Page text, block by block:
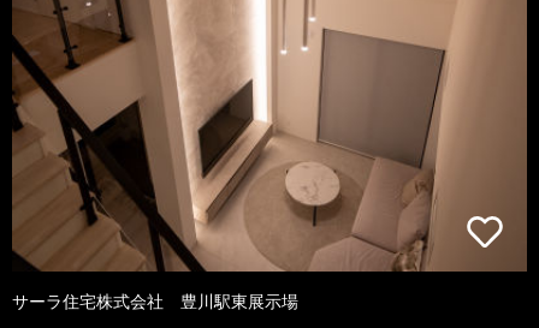
サーラ住宅株式会社 豊川駅東展示場